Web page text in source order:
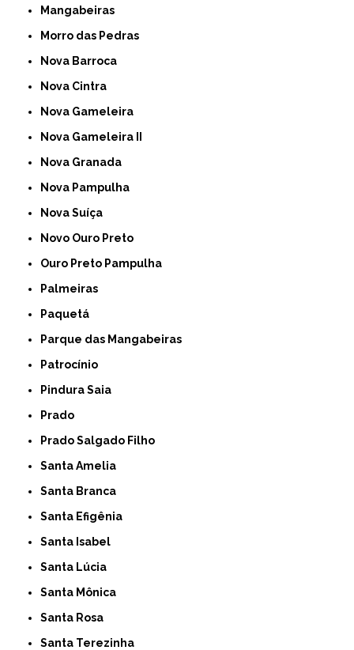
Mangabeiras
Morro das Pedras
Nova Barroca
Nova Cintra
Nova Gameleira
Nova Gameleira II
Nova Granada
Nova Pampulha
Nova Suíça
Novo Ouro Preto
Ouro Preto Pampulha
Palmeiras
Paquetá
Parque das Mangabeiras
Patrocínio
Pindura Saia
Prado
Prado Salgado Filho
Santa Amelia
Santa Branca
Santa Efigênia
Santa Isabel
Santa Lúcia
Santa Mônica
Santa Rosa
Santa Terezinha